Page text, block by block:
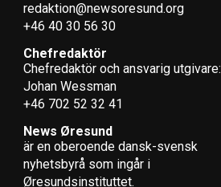
redaktion@newsoresund.org
+46 40 30 56 30
Chefredaktör
Chefredaktör och ansvarig utgivare:
Johan Wessman
+46 702 52 32 41
News Øresund
är en oberoende dansk-svensk
nyhets­byrå som ingår i
Øresundsinstituttet.